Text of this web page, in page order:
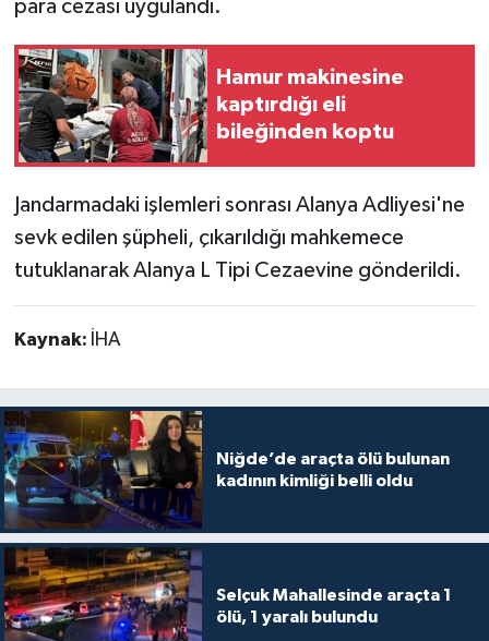
para cezası uygulandı.
Hamur makinesine
kaptırdığı eli
bileğinden koptu
Jandarmadaki işlemleri sonrası Alanya Adliyesi'ne
sevk edilen şüpheli, çıkarıldığı mahkemece
tutuklanarak Alanya L Tipi Cezaevine gönderildi.
Kaynak: İHA
Niğde’de araçta ölü bulunan
kadının kimliği belli oldu
Selçuk Mahallesinde araçta 1
ölü, 1 yaralı bulundu